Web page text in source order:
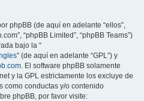
phpBB (de aquí en adelante “ellos”,
“phpBB Limited”, “phpBB Teams”)
bajo la “
” (de aquí en adelante “GPL”) y
. El software phpBB solamente
y la GPL estrictamente los excluye de
como conductas y/o contenido
phpBB, por favor visite: